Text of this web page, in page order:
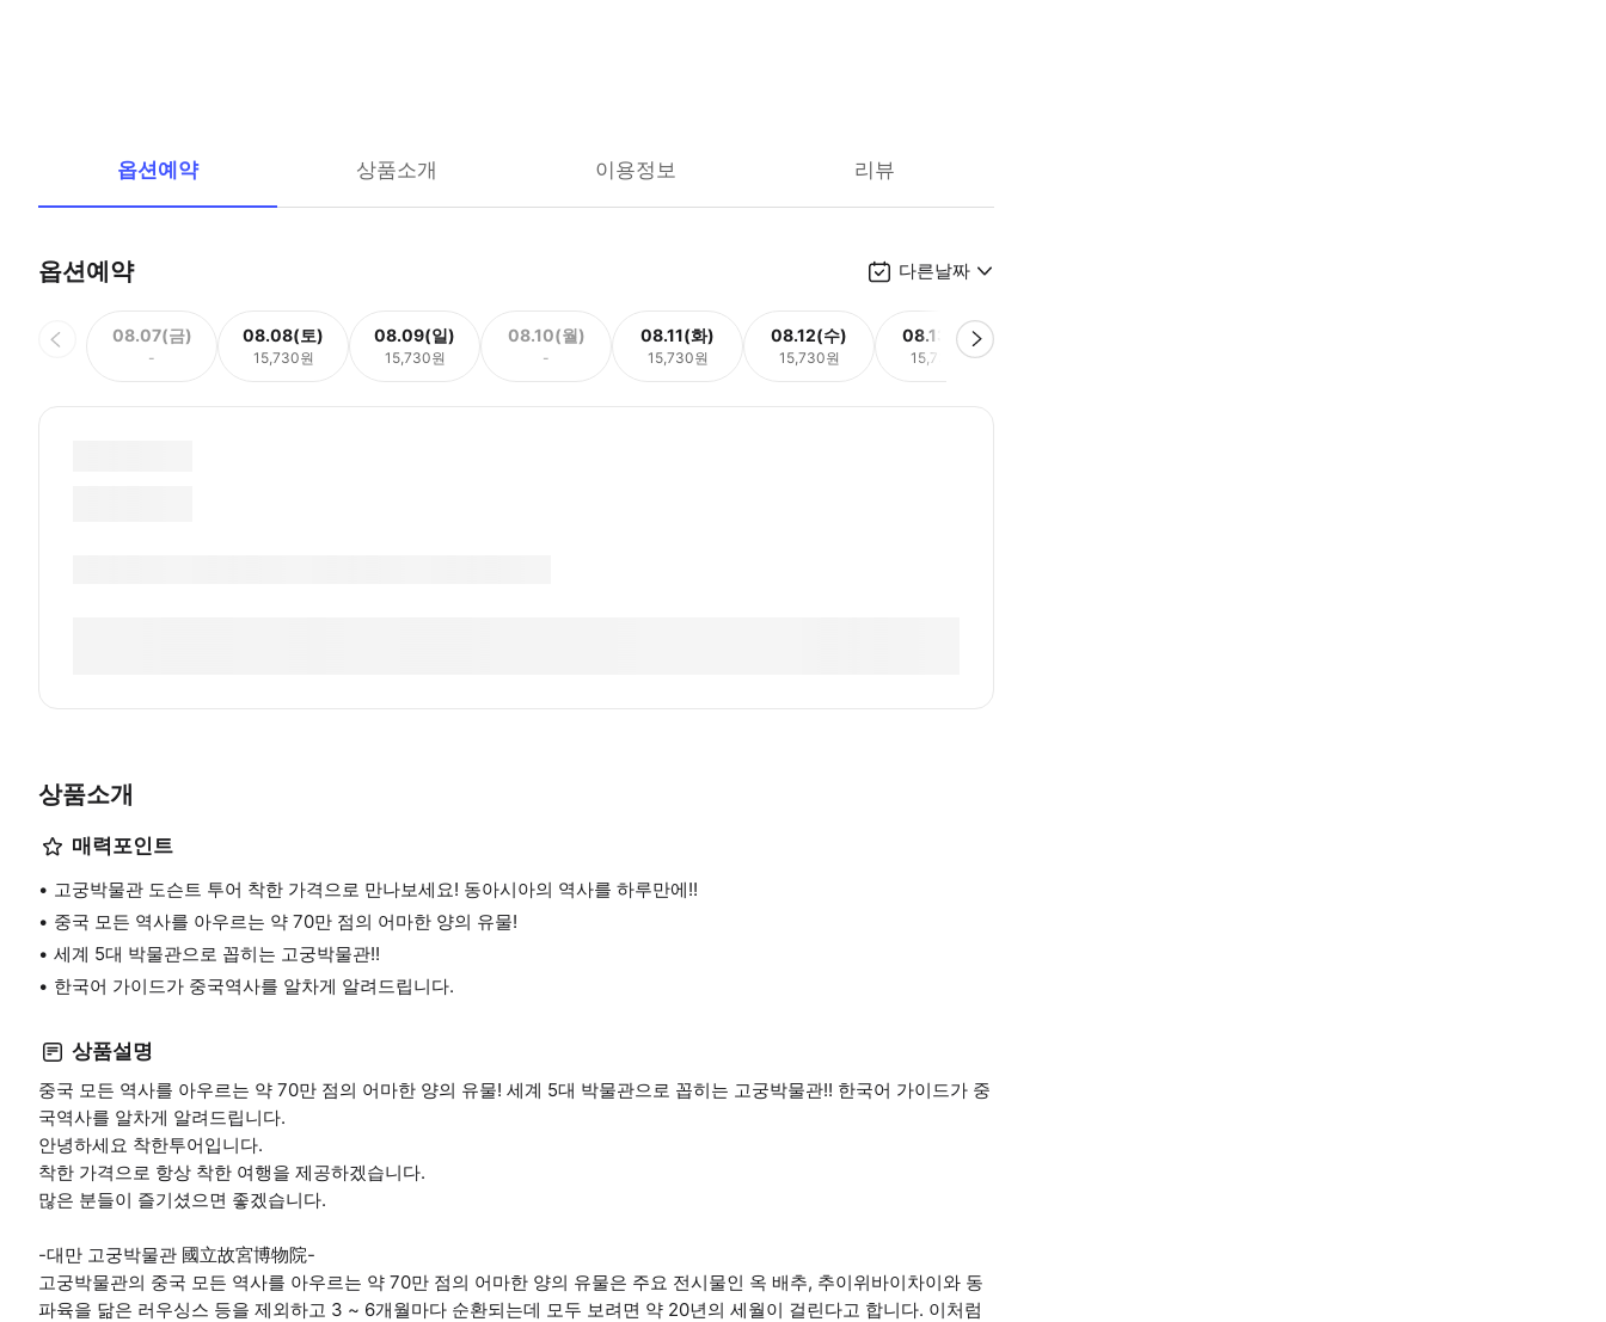
옵션예약 상품소개 이용정보 리뷰
옵션예약 다른날짜
08.07(금)
-
08.08(토)
15,730원
08.09(일)
15,730원
08.10(월)
-
08.11(화)
15,730원
08.12(수)
15,730원
08.13(목)
15,730원
상품소개
매력포인트
고궁박물관 도슨트 투어 착한 가격으로 만나보세요! 동아시아의 역사를 하루만에!!
중국 모든 역사를 아우르는 약 70만 점의 어마한 양의 유물!
세계 5대 박물관으로 꼽히는 고궁박물관!!
한국어 가이드가 중국역사를 알차게 알려드립니다.
상품설명
중국 모든 역사를 아우르는 약 70만 점의 어마한 양의 유물! 세계 5대 박물관으로 꼽히는 고궁박물관!! 한국어 가이드가 중
국역사를 알차게 알려드립니다.
안녕하세요 착한투어입니다.
착한 가격으로 항상 착한 여행을 제공하겠습니다.
많은 분들이 즐기셨으면 좋겠습니다.
-대만 고궁박물관 國立故宮博物院-
고궁박물관의 중국 모든 역사를 아우르는 약 70만 점의 어마한 양의 유물은 주요 전시물인 옥 배추, 추이위바이차이와 동
파육을 닮은 러우싱스 등을 제외하고 3 ~ 6개월마다 순환되는데 모두 보려면 약 20년의 세월이 걸린다고 합니다. 이처럼